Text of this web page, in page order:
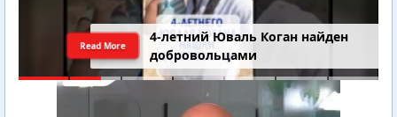
4-летний Юваль Коган найден
добровольцами
Read More